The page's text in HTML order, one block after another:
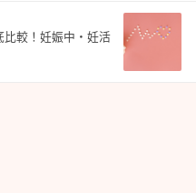
比較！妊娠中・妊活